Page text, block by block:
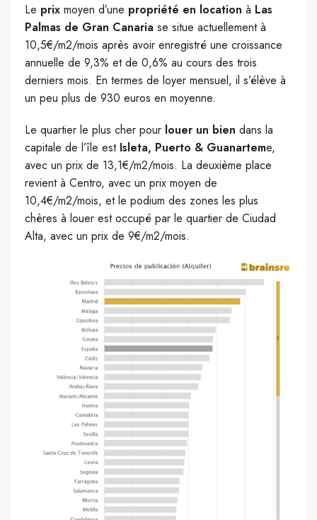
Le prix moyen d’une propriété en location à Las
Palmas de Gran Canaria se situe actuellement à
10,5€/m2/mois après avoir enregistré une croissance
annuelle de 9,3% et de 0,6% au cours des trois
derniers mois. En termes de loyer mensuel, il s’élève à
un peu plus de 930 euros en moyenne.
Le quartier le plus cher pour louer un bien dans la
capitale de l’île est Isleta, Puerto & Guanarteme,
avec un prix de 13,1€/m2/mois. La deuxième place
revient à Centro, avec un prix moyen de
10,4€/m2/mois, et le podium des zones les plus
chères à louer est occupé par le quartier de Ciudad
Alta, avec un prix de 9€/m2/mois.